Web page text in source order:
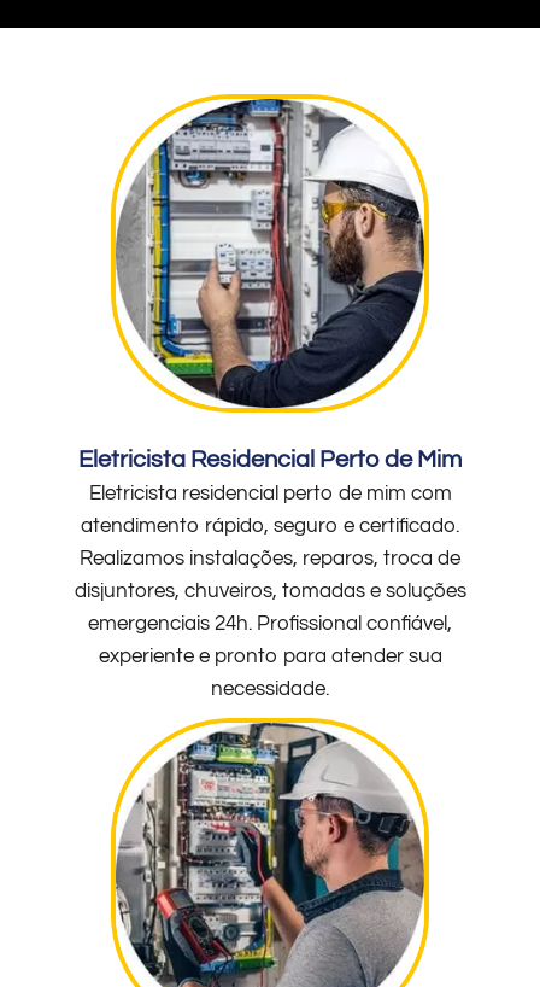
Eletricista Residencial Perto de Mim
Eletricista residencial perto de mim com
atendimento rápido, seguro e certificado.
Realizamos instalações, reparos, troca de
disjuntores, chuveiros, tomadas e soluções
emergenciais 24h. Profissional confiável,
experiente e pronto para atender sua
necessidade.